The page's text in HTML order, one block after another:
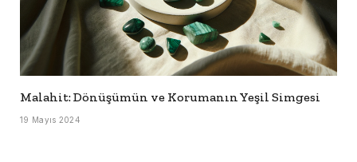
Malahit: Dönüşümün ve Korumanın Yeşil Simgesi
19 Mayıs 2024